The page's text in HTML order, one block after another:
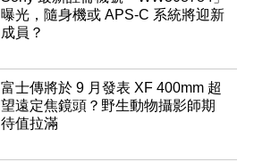
曝光，隨身機或 APS-C 系統將迎新
成員？
富士傳將於 9 月發表 XF 400mm 超
望遠定焦鏡頭？野生動物攝影師期
待值拉滿